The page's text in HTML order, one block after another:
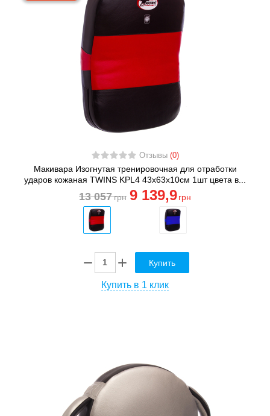
Отзывы (0)
Макивара Изогнутая тренировочная для отработки
ударов кожаная TWINS KPL4 43х63х10см 1шт цвета в...
13 057грн 9 139,9 грн
Купить
Купить в 1 клик